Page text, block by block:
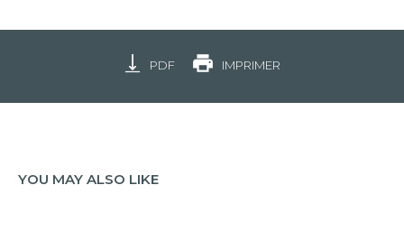
PDF IMPRIMER
YOU MAY ALSO LIKE